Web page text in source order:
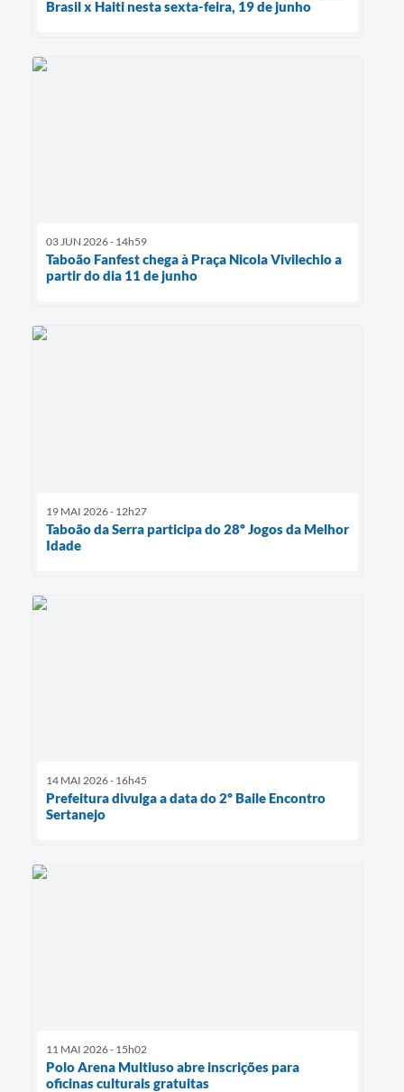
Brasil x Haiti nesta sexta-feira, 19 de junho
03 JUN 2026 - 14h59
Taboão Fanfest chega à Praça Nicola Vivilechio a
partir do dia 11 de junho
19 MAI 2026 - 12h27
Taboão da Serra participa do 28º Jogos da Melhor
Idade
14 MAI 2026 - 16h45
Prefeitura divulga a data do 2º Baile Encontro
Sertanejo
11 MAI 2026 - 15h02
Polo Arena Multiuso abre inscrições para
oficinas culturais gratuitas